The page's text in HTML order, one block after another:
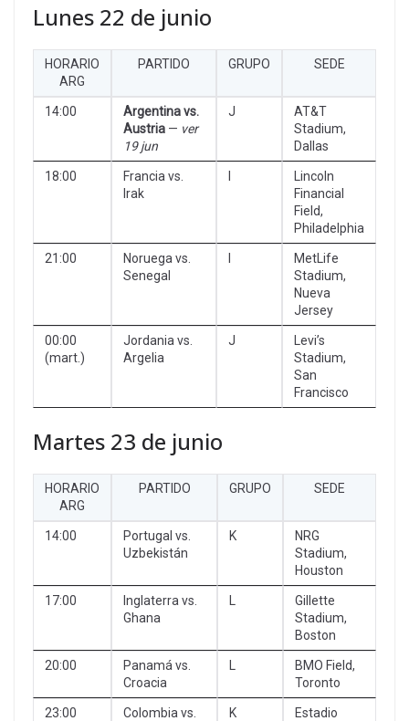
Lunes 22 de junio
HORARIO
ARG
PARTIDO GRUPO SEDE
14:00
Argentina vs.
Austria — ver
19 jun
J
AT&T
Stadium,
Dallas
18:00
Francia vs.
Irak
I
Lincoln
Financial
Field,
Philadelphia
21:00
Noruega vs.
Senegal
I
MetLife
Stadium,
Nueva
Jersey
00:00
(mart.)
Jordania vs.
Argelia
J
Levi’s
Stadium,
San
Francisco
Martes 23 de junio
HORARIO
ARG
PARTIDO GRUPO SEDE
14:00
Portugal vs.
Uzbekistán
K
NRG
Stadium,
Houston
17:00
Inglaterra vs.
Ghana
L
Gillette
Stadium,
Boston
20:00
Panamá vs.
Croacia
L
BMO Field,
Toronto
23:00
Colombia vs.
K
Estadio